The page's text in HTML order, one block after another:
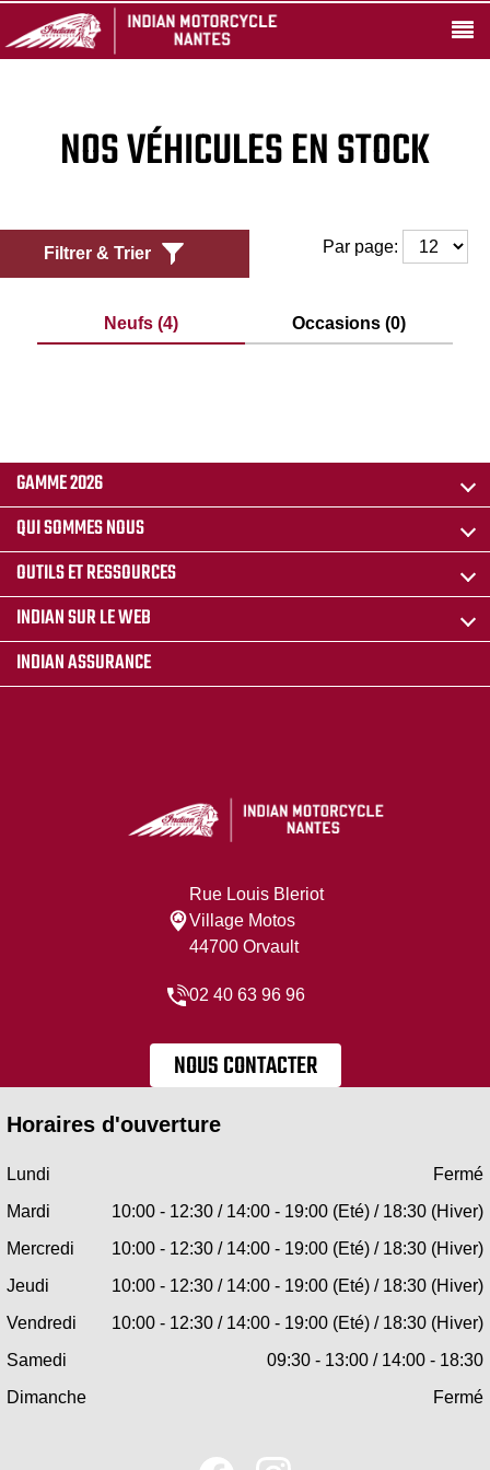
NOS VÉHICULES EN STOCK
Filtrer & Trier Par page:
Neufs (4) Occasions (0)
GAMME 2026
QUI SOMMES NOUS
OUTILS ET RESSOURCES
INDIAN SUR LE WEB
INDIAN ASSURANCE
Rue Louis Bleriot
Village Motos
44700 Orvault
02 40 63 96 96
NOUS CONTACTER
Horaires d'ouverture
Lundi
Fermé
Mardi
10:00 - 12:30 / 14:00 - 19:00 (Eté) / 18:30 (Hiver)
Mercredi
10:00 - 12:30 / 14:00 - 19:00 (Eté) / 18:30 (Hiver)
Jeudi
10:00 - 12:30 / 14:00 - 19:00 (Eté) / 18:30 (Hiver)
Vendredi
10:00 - 12:30 / 14:00 - 19:00 (Eté) / 18:30 (Hiver)
Samedi
09:30 - 13:00 / 14:00 - 18:30
Dimanche
Fermé